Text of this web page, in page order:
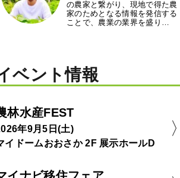
の農家と繋がり、現地で得た農
家のためとなる情報を発信する
ことで、農業の業界を盛り…
ベント情報
林水産FEST
年9月5日(土)
イドームおおさか 2F 展示ホールD